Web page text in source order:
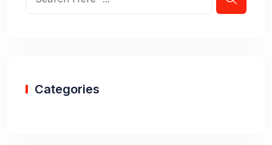
Categories